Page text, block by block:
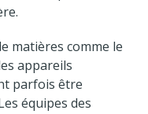
matières comme le
appareils
parfois être
équipes des